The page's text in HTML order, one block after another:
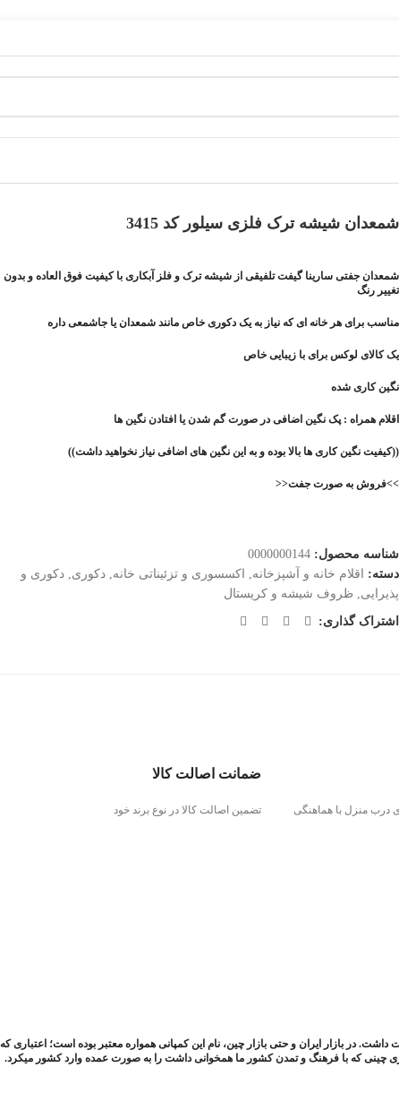
شمعدان شیشه ترک فلزی سیلور کد 3415
شمعدان جفتی سارینا گیفت تلفیقی از شیشه ترک و فلز آبکاری با کیفیت فوق العاده و بدون
تغییر رنگ
مناسب برای هر خانه ای که نیاز به یک دکوری خاص مانند شمعدان یا جاشمعی داره
یک کالای لوکس برای با زیبایی خاص
نگین کاری شده
اقلام همراه : پک نگین اضافی در صورت گم شدن یا افتادن نگین ها
((کیفیت نگین کاری ها بالا بوده و به این نگین های اضافی نیاز نخواهید داشت))
>>فروش به صورت جفت<<
شناسه محصول:0000000144
دسته:
اقلام خانه و آشپزخانه, اکسسوری و تزئیناتی خانه, دکوری, دکوری و
پذیرایی, ظروف شیشه و کریستال
اشتراک گذاری:
درب منزل با هماهنگی
ضمانت اصالت کالا
تضمین اصالت کالا در نوع برند خود
در بازار ایران و حتی بازار چین، نام این کمپانی همواره معتبر بوده است؛ اعتباری که
چینی که با فرهنگ و تمدن کشور ما همخوانی داشت را به صورت عمده وارد کشور می­کرد.